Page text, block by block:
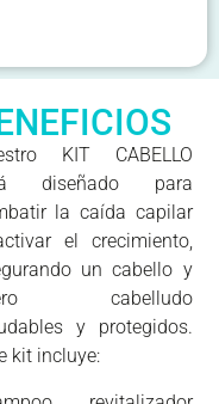
KIT CABELLO
diseñado para
la caída capilar
el crecimiento,
un cabello y
cabelludo
y protegidos.
kit incluye: